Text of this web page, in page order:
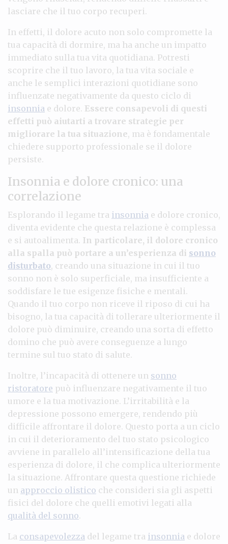
lasciare che il tuo corpo recuperi.
In effetti, il dolore acuto non solo compromette la
tua capacità di dormire, ma ha anche un impatto
immediato sulla tua vita quotidiana. Potresti
scoprire che il tuo lavoro, la tua vita sociale e
anche le semplici interazioni quotidiane sono
influenzate negativamente da questo ciclo di
insonnia e dolore. Essere consapevoli di questi
effetti può aiutarti a trovare strategie per
migliorare la tua situazione, ma è fondamentale
chiedere supporto professionale se il dolore
persiste.
Insonnia e dolore cronico: una
correlazione
Esplorando il legame tra insonnia e dolore cronico,
diventa evidente che questa relazione è complessa
e si autoalimenta. In particolare, il dolore cronico
alla spalla può portare a un’esperienza di sonno
disturbato, creando una situazione in cui il tuo
sonno non è solo superficiale, ma insufficiente a
soddisfare le tue esigenze fisiche e mentali.
Quando il tuo corpo non riceve il riposo di cui ha
bisogno, la tua capacità di tollerare ulteriormente il
dolore può diminuire, creando una sorta di effetto
domino che può avere conseguenze a lungo
termine sul tuo stato di salute.
Inoltre, l’incapacità di ottenere un sonno
ristoratore può influenzare negativamente il tuo
umore e la tua motivazione. L’irritabilità e la
depressione possono emergere, rendendo più
difficile affrontare il dolore. Questo porta a un ciclo
in cui il deterioramento del tuo stato psicologico
avviene in parallelo all’intensificazione della tua
esperienza di dolore, il che complica ulteriormente
la situazione. Affrontare questa questione richiede
un approccio olistico che consideri sia gli aspetti
fisici del dolore che quelli emotivi legati alla
qualità del sonno.
La consapevolezza del legame tra insonnia e dolore